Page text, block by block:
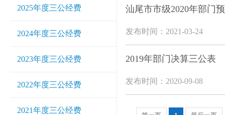
2025年度三公经费
2024年度三公经费
2023年度三公经费
2022年度三公经费
2021年度三公经费
汕尾市市级2020年部门
发布时间：2021-03-24
2019年部门决算三公表
发布时间：2020-09-08